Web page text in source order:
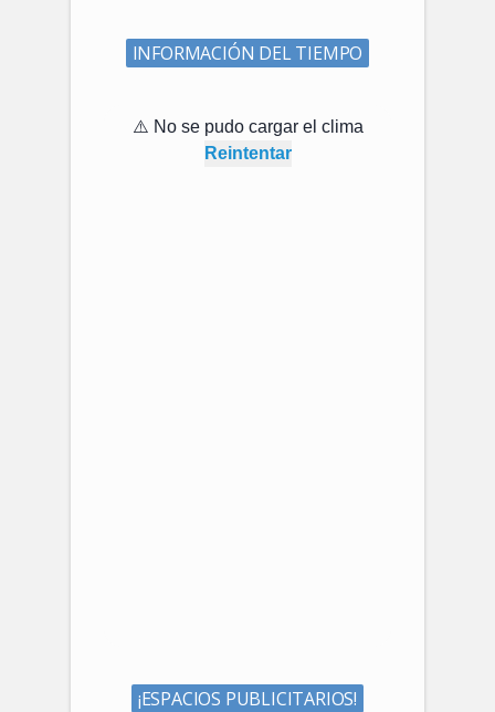
INFORMACIÓN DEL TIEMPO
¡ESPACIOS PUBLICITARIOS!